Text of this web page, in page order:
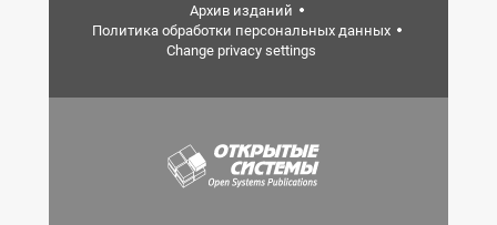
Архив изданий
Политика обработки персональных данных
Change privacy settings